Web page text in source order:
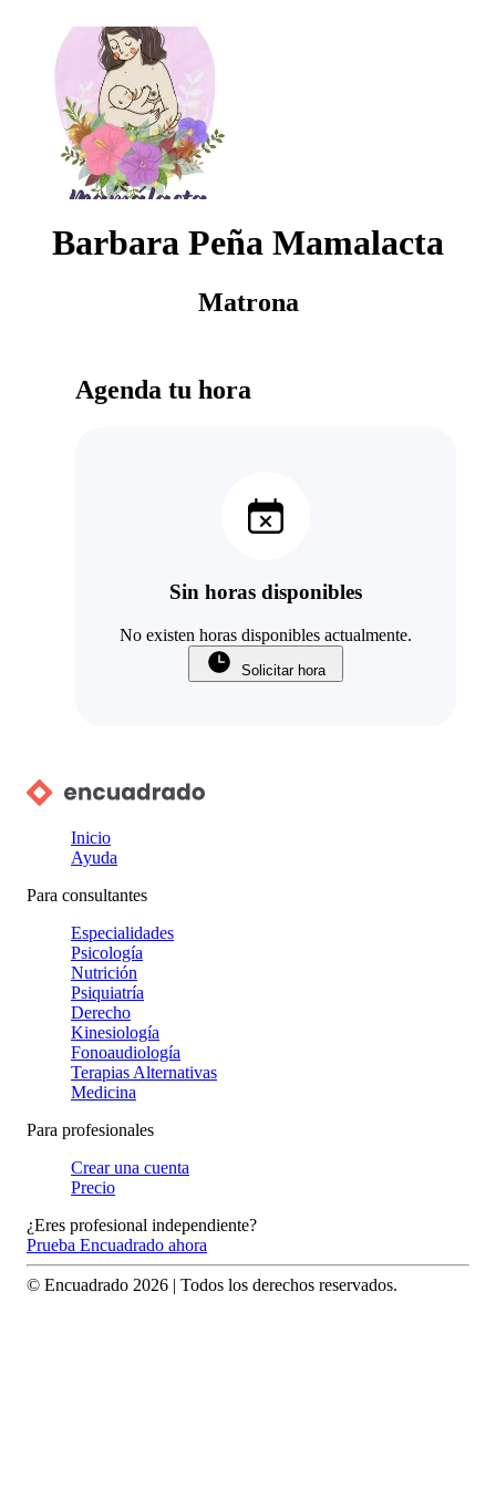
Barbara Peña Mamalacta
Matrona
Agenda tu hora
Sin horas disponibles
No existen horas disponibles actualmente.
Solicitar hora
Inicio
Ayuda
Para consultantes
Especialidades
Psicología
Nutrición
Psiquiatría
Derecho
Kinesiología
Fonoaudiología
Terapias Alternativas
Medicina
Para profesionales
Crear una cuenta
Precio
¿Eres profesional independiente?
Prueba Encuadrado ahora
© Encuadrado 2026 | Todos los derechos reservados.